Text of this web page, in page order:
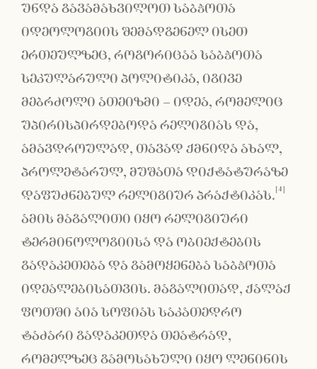
უნდა გავამახვილოთ საბჭოთა
იდეოლოგიის შემადგენელ ისეთ
ერთეულზეც, როგორიცაა საბჭოთა
სეკულარული პოლიტიკა, იგივე
მებრძოლი ათეიზმი – იდეა, რომელიც
უპირისპირდებოდა რელიგიას და,
ამავდროულად, თავად ქმნიდა ახალ,
პროლეტარულ, მუშათა დიქტატურაზე
დაფუძნებულ რელიგიურ პრაქტიკას. [4]
ამის მაგალითი იყო რელიგიური
ტერმინოლოგიისა და ობიექტების
გადაკეთება და გამოყენება საბჭოთა
იდეალებისათვის. მაგალითად, ქალაქ
ფოთში აია სოფიას საკათედრო
ტაძარი გადაკეთდა თეატრად,
რომელზეც გამოსახული იყო ლენინის